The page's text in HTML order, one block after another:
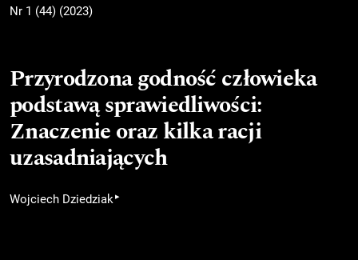
Nr 1 (44) (2023)
Przyrodzona godność człowieka
podstawą sprawiedliwości:
Znaczenie oraz kilka racji
uzasadniających
Wojciech Dziedziak▸